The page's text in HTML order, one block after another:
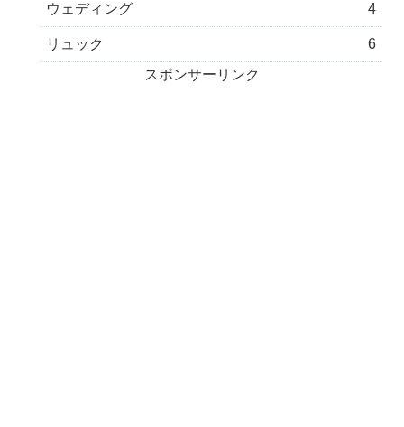
ウェディング 4
リュック
6
スポンサーリンク